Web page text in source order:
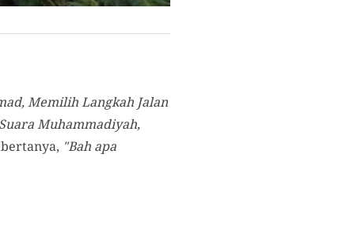
Memilih Langkah Jalan
Muhammadiyah,
"Bah apa